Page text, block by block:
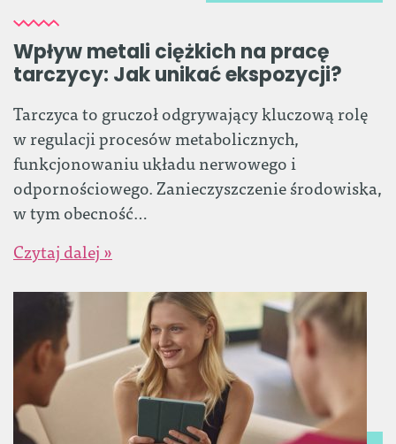
Wpływ metali ciężkich na pracę
tarczycy: Jak unikać ekspozycji?
Tarczyca to gruczoł odgrywający kluczową rolę
w regulacji procesów metabolicznych,
funkcjonowaniu układu nerwowego i
odpornościowego. Zanieczyszczenie środowiska,
w tym obecność…
Czytaj dalej »